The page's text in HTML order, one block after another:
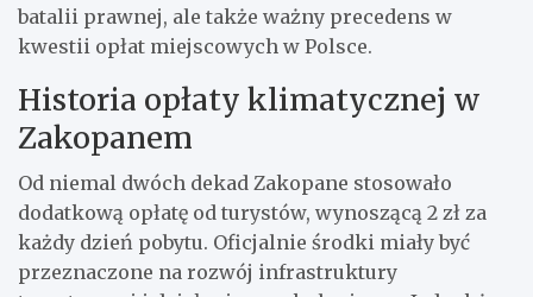
batalii prawnej, ale także ważny precedens w
kwestii opłat miejscowych w Polsce.
Historia opłaty klimatycznej w
Zakopanem
Od niemal dwóch dekad Zakopane stosowało
dodatkową opłatę od turystów, wynoszącą 2 zł za
każdy dzień pobytu. Oficjalnie środki miały być
przeznaczone na rozwój infrastruktury